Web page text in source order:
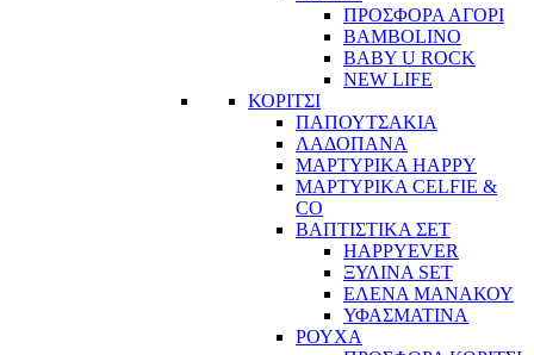
ΠΡΟΣΦΟΡΑ ΑΓΟΡΙ
BAMBOLINO
BABY U ROCK
NEW LIFE
ΚΟΡΙΤΣΙ
ΠΑΠΟΥΤΣΑΚΙΑ
ΛΑΔΟΠΑΝΑ
ΜΑΡΤΥΡΙΚΑ HAPPY
ΜΑΡΤΥΡΙΚΑ CELFIE &
CO
ΒΑΠΤΙΣΤΙΚΑ ΣΕΤ
HAPPYEVER
ΞΥΛΙΝΑ SET
ΕΛΕΝΑ ΜΑΝΑΚΟΥ
ΥΦΑΣΜΑΤΙΝΑ
ΡΟΥΧΑ